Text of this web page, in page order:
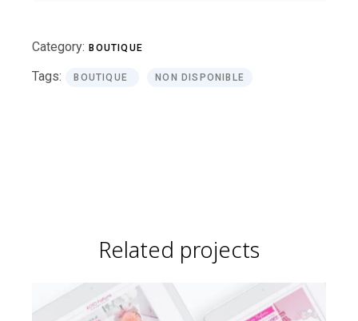
Category: BOUTIQUE
Tags: BOUTIQUE NON DISPONIBLE
Related projects